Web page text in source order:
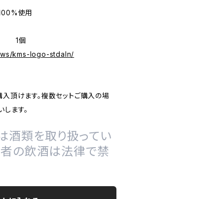
使用
1個
kms-logo-stdaln/
頂けます。複数セットご購入の場
ます。
酒類を取り扱ってい
の飲酒は法律で禁